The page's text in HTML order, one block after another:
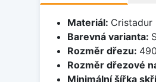
Materiál: Cristadur
Barevná varianta:
Rozměr dřezu:
Rozměr dřezové
Minimální šířka